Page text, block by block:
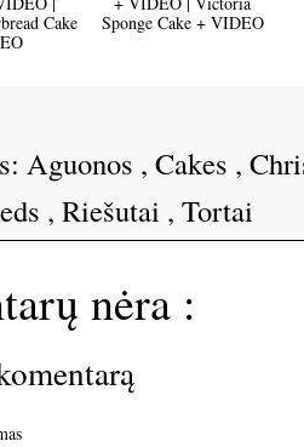
Cake
Sponge Cake + VIDEO
Aguonos , Cakes ,
, Riešutai , Tortai
nėra :